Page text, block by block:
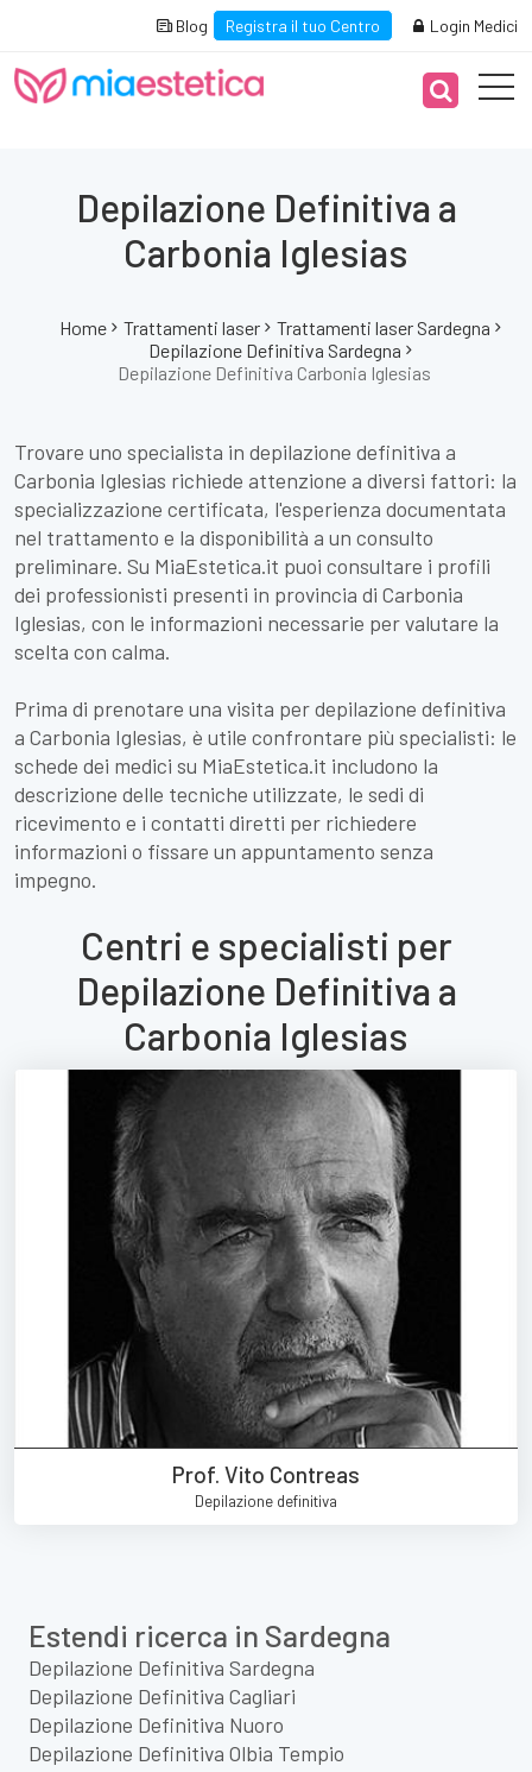
Blog Registra il tuo Centro Login Medici
Depilazione Definitiva a
Carbonia Iglesias
Home Trattamenti laser
Trattamenti laser Sardegna
Depilazione Definitiva Sardegna
Depilazione Definitiva Carbonia Iglesias
Trovare uno specialista in depilazione definitiva a
Carbonia Iglesias richiede attenzione a diversi fattori: la
specializzazione certificata, l'esperienza documentata
nel trattamento e la disponibilità a un consulto
preliminare. Su MiaEstetica.it puoi consultare i profili
dei professionisti presenti in provincia di Carbonia
Iglesias, con le informazioni necessarie per valutare la
scelta con calma.
Prima di prenotare una visita per depilazione definitiva
a Carbonia Iglesias, è utile confrontare più specialisti: le
schede dei medici su MiaEstetica.it includono la
descrizione delle tecniche utilizzate, le sedi di
ricevimento e i contatti diretti per richiedere
informazioni o fissare un appuntamento senza
impegno.
Centri e specialisti per
Depilazione Definitiva a
Carbonia Iglesias
Prof. Vito Contreas
Depilazione definitiva
Estendi ricerca in Sardegna
Depilazione Definitiva Sardegna
Depilazione Definitiva Cagliari
Depilazione Definitiva Nuoro
Depilazione Definitiva Olbia Tempio